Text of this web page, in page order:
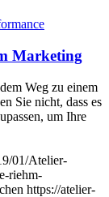
Marketing
Weg zu einem
Sie nicht, dass es
um Ihre
01/Atelier-
riehm-
https://atelier-